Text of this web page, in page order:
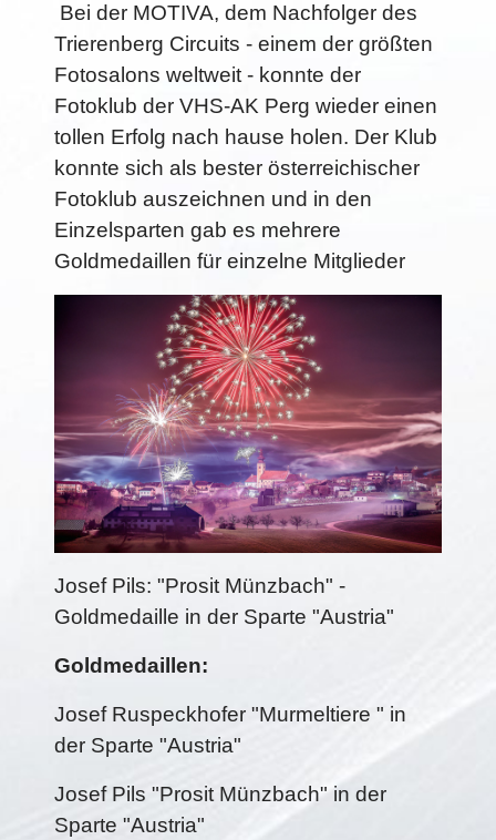
Bei der MOTIVA, dem Nachfolger des
Trierenberg Circuits - einem der größten
Fotosalons weltweit - konnte der
Fotoklub der VHS-AK Perg wieder einen
tollen Erfolg nach hause holen. Der Klub
konnte sich als bester österreichischer
Fotoklub auszeichnen und in den
Einzelsparten gab es mehrere
Goldmedaillen für einzelne Mitglieder
Josef Pils: "Prosit Münzbach" -
Goldmedaille in der Sparte "Austria"
Goldmedaillen:
Josef Ruspeckhofer "Murmeltiere " in
der Sparte "Austria"
Josef Pils "Prosit Münzbach" in der
Sparte "Austria"